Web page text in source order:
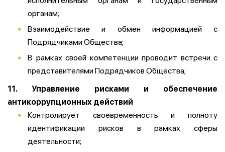
органам;
Взаимодействие и обмен информацией с
Подрядчиками Общества;
В рамках своей компетенции проводит встречи с
представителями Подрядчиков Общества;
11. Управление рисками и обеспечение
антикоррупционных действий
Контролирует своевременность и полноту
идентификации рисков в рамках сферы
деятельности;